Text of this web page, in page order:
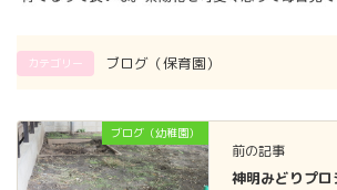
カテゴリー ブログ（保育園）
ブログ（幼稚園）
前の記事
神明みどりプロ